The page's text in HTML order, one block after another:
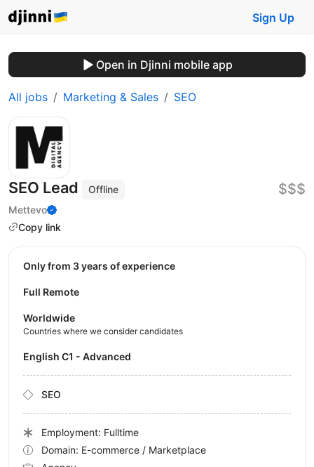
Sign Up
Open in Djinni mobile app
All jobs Marketing & Sales SEO
SEO Lead
Offline
Mettevo
Copy link
$$$
Only from 3 years of experience
Full Remote
Worldwide
Countries where we consider candidates
English C1 - Advanced
SEO
Employment: Fulltime
Domain: E-commerce / Marketplace